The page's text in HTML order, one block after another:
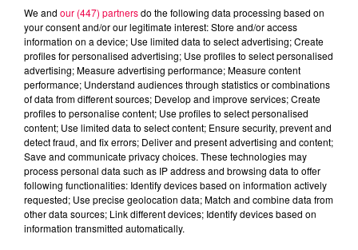
Flash infos
Crédit :Flash infos
We and our (447) partnersdo the following data processing based on
your consent and/or our legitimate interest: Store and/or access
information on a device; Use limited data to select advertising; Create
profiles for personalised advertising; Use profiles to select personalised
advertising; Measure advertising performance; Measure content
performance; Understand audiences through statistics or combinations
of data from different sources; Develop and improve services; Create
profiles to personalise content; Use profiles to select personalised
content; Use limited data to select content; Ensure security, prevent and
detect fraud, and fix errors; Deliver and present advertising and content;
Save and communicate privacy choices. These technologies may
process personal data such as IP address and browsing data to offer
following functionalities: Identify devices based on information actively
requested; Use precise geolocation data; Match and combine data from
other data sources; Link different devices; Identify devices based on
information transmitted automatically.